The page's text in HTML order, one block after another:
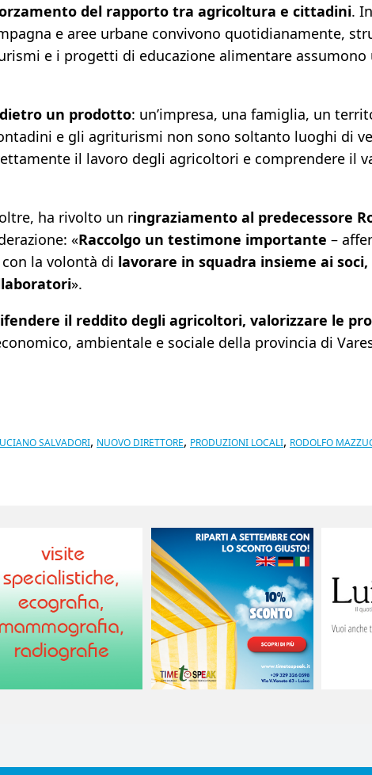
del rapporto tra agricoltura e cittadini.
e aree urbane convivono quotidianamente,
e i progetti di educazione alimentare assumono
dietro un prodotto: un’impresa, una famiglia, un
e gli agriturismi non sono soltanto luoghi di
il lavoro degli agricoltori e comprendere il
ha rivolto un ringraziamento al predecessore
«Raccolgo un testimone importante –
la volontà di lavorare in squadra insieme ai
».
il reddito degli agricoltori, valorizzare le
ambientale e sociale della provincia di
SALVADORI, NUOVO DIRETTORE, PRODUZIONI LOCALI, RODOLFO